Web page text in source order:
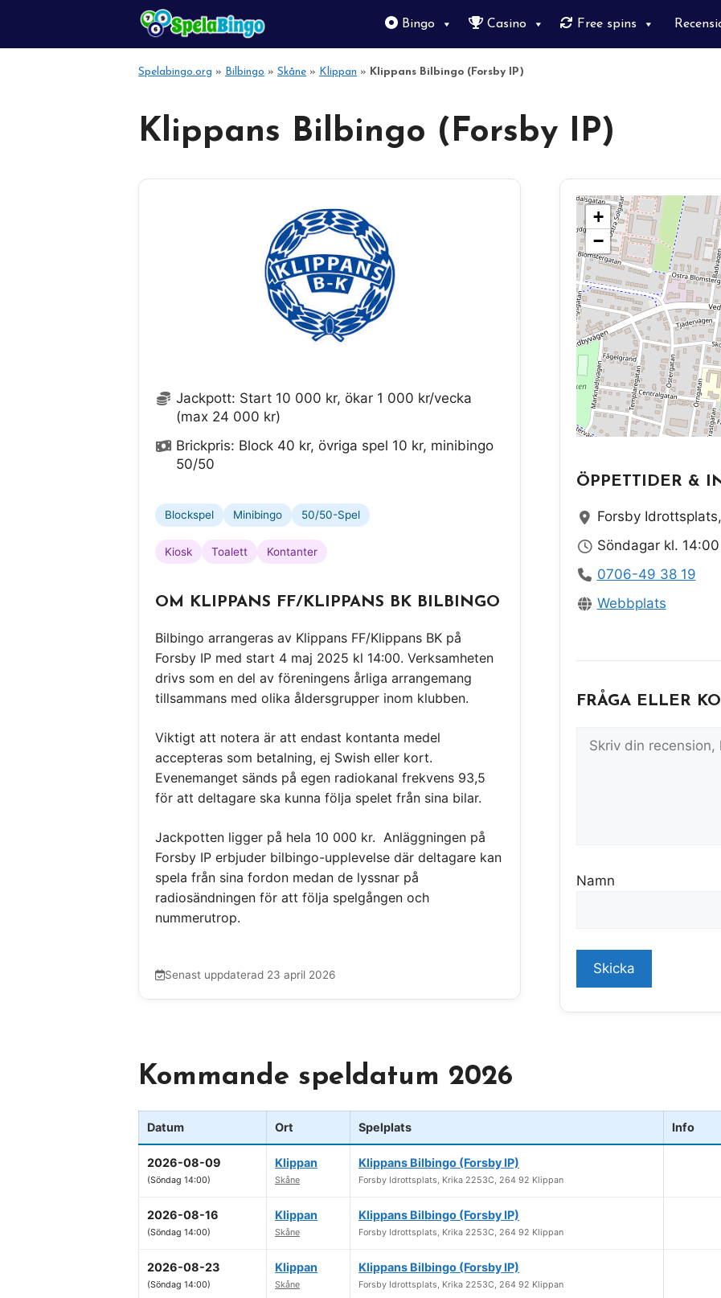
innehåll
Bingo Casino Free spins
Spelabingo.org » Bilbingo » Skåne » Klippan » Klippans Bilbingo (Forsby IP)
Klippans Bilbingo (Forsby IP)
Jackpott: Start 10 000 kr, ökar 1 000 kr/vecka
(max 24 000 kr)
Brickpris: Block 40 kr, övriga spel 10 kr, minibingo
50/50
Blockspel Minibingo 50/50-Spel
Kiosk Toalett Kontanter
OM KLIPPANS FF/KLIPPANS BK BILBINGO
Bilbingo arrangeras av Klippans FF/Klippans BK på
Forsby IP med start 4 maj 2025 kl 14:00. Verksamheten
drivs som en del av föreningens årliga arrangemang
tillsammans med olika åldersgrupper inom klubben.
Viktigt att notera är att endast kontanta medel
accepteras som betalning, ej Swish eller kort.
Evenemanget sänds på egen radiokanal frekvens 93,5
för att deltagare ska kunna följa spelet från sina bilar.
Jackpotten ligger på hela 10 000 kr. Anläggningen på
Forsby IP erbjuder bilbingo-upplevelse där deltagare kan
spela från sina fordon medan de lyssnar på
radiosändningen för att följa spelgången och
nummerutrop.
Senast uppdaterad 23 april 2026
+
−
ÖPPETTIDER &
Forsby
Söndagar kl.
0706-49 38 19
Webbplats
FRÅGA ELLER
Namn
Kommande speldatum 2026
Datum Ort Spelplats Info
2026-08-09
(Söndag 14:00)
Klippan
Skåne
Klippans Bilbingo (Forsby IP)
Forsby Idrottsplats, Krika 2253C, 264 92 Klippan
2026-08-16
(Söndag 14:00)
Klippan
Skåne
Klippans Bilbingo (Forsby IP)
Forsby Idrottsplats, Krika 2253C, 264 92 Klippan
2026-08-23
(Söndag 14:00)
Klippan
Skåne
Klippans Bilbingo (Forsby IP)
Forsby Idrottsplats, Krika 2253C, 264 92 Klippan